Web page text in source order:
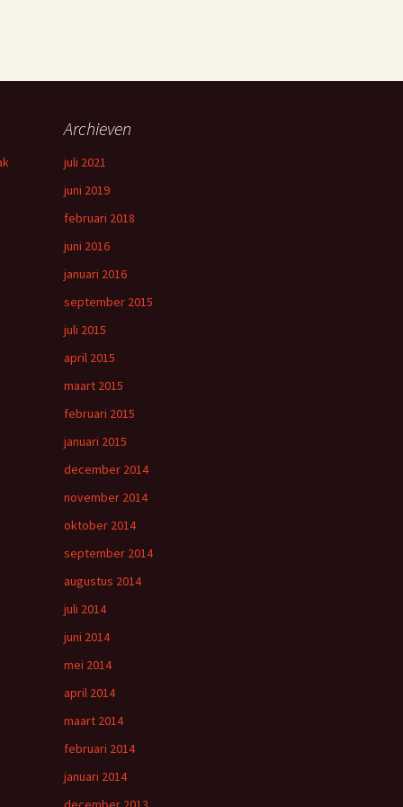
Archieven
juli 2021
juni 2019
februari 2018
juni 2016
januari 2016
september 2015
juli 2015
april 2015
maart 2015
februari 2015
januari 2015
december 2014
november 2014
oktober 2014
september 2014
augustus 2014
juli 2014
juni 2014
mei 2014
april 2014
maart 2014
februari 2014
januari 2014